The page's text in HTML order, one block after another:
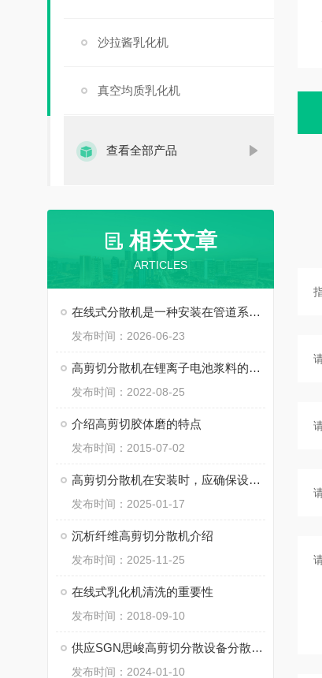
沙拉酱乳化机
真空均质乳化机
查看全部产品
相关文章
ARTICLES
在线式分散机是一种安装在管道系统上的动态分散装置
发布时间：2026-06-23
高剪切分散机在锂离子电池浆料的制备过程中的关键性
发布时间：2022-08-25
介绍高剪切胶体磨的特点
发布时间：2015-07-02
高剪切分散机在安装时，应确保设备放置平稳
发布时间：2025-01-17
沉析纤维高剪切分散机介绍
发布时间：2025-11-25
在线式乳化机清洗的重要性
发布时间：2018-09-10
供应SGN思峻高剪切分散设备分散工艺GRS
发布时间：2024-01-10